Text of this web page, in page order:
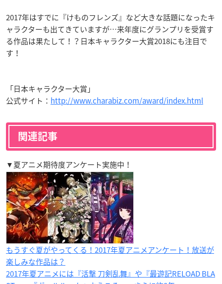
2017年はすでに『けものフレンズ』など大きな話題になったキ
ャラクターも出てきていますが…来年度にグランプリを受賞す
る作品は果たして！？日本キャラクター大賞2018にも注目で
す！
「日本キャラクター大賞」
公式サイト： http://www.charabiz.com/award/index.html
関連記事
▼夏アニメ期待度アンケート実施中！
もうすぐ夏がやってくる！2017年夏アニメアンケート！放送が
楽しみな作品は？
2017年夏アニメには『活撃 刀剣乱舞』や『最遊記RELOAD BLA